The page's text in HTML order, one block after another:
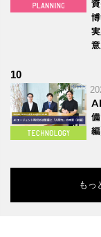
10
編
もっ